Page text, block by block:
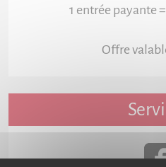
1 entrée payante
Offre